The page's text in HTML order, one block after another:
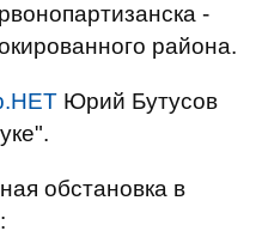
-
района.
Юрий Бутусов
обстановка в